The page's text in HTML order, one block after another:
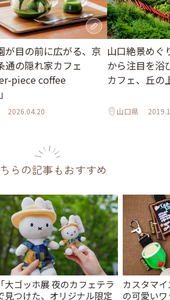
が目の前に広がる、京
通の隠れ家カフェ
piece coffee
2026.04.20
山口絶景めぐ
から注目を浴
カフェ、丘の
山口県
らの記事もおすすめ
大ゴッホ展 夜のカフェテラ
見つけた、オリジナル限定
カスタマ
の可愛い